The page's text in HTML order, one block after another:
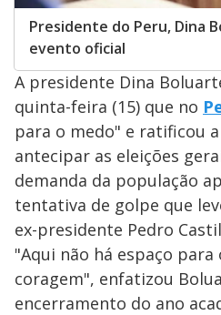
Presidente do Peru, Dina
evento oficial
A presidente Dina
quinta-feira (15) que no
para o medo" e ratificou
antecipar as eleições
demanda da população
tentativa de golpe que
ex-presidente Pedro
"Aqui não há espaço
coragem", enfatizou
encerramento do ano